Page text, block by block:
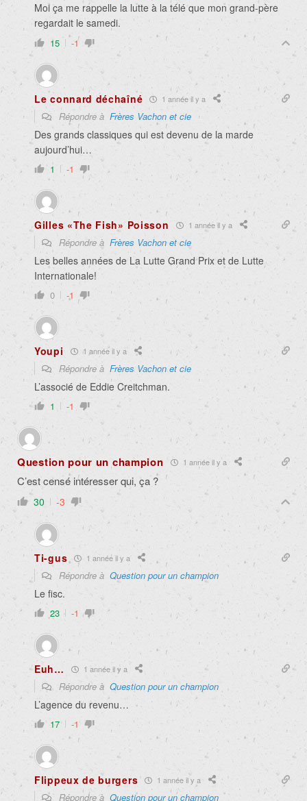
Moi ça me rappelle la lutte à la télé que mon grand-père
regardait le samedi.
15 -1
Le connard déchaîné 1 année il y a
Répondre à Frères Vachon et cie
Des grands classiques qui est devenu de la marde
aujourd’hui…
1 -1
Gilles «The Fish» Poisson 1 année il y a
Répondre à Frères Vachon et cie
Les belles années de La Lutte Grand Prix et de Lutte
Internationale!
0 -1
Youpi 1 année il y a
Répondre à Frères Vachon et cie
L’associé de Eddie Creitchman.
1 -1
Question pour un champion 1 année il y a
C’est censé intéresser qui, ça ?
30 -3
Ti-gus 1 année il y a
Répondre à Question pour un champion
Le fisc.
23 -1
Euh… 1 année il y a
Répondre à Question pour un champion
L’agence du revenu…
17 -1
Flippeux de burgers 1 année il y a
Répondre à Question pour un champion